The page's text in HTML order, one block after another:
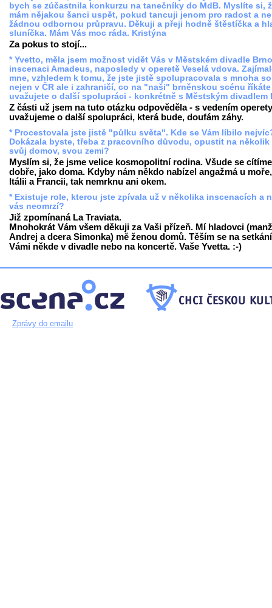
bych se zúčastnila konkurzu na tanečníky do MdB. Myslíte si,
mám nějakou šanci uspět, pokud tancuji jenom pro radost a
žádnou odbornou průpravu. Děkuji a přeji hodně štěstíčka a
sluníčka. Mám Vás moc ráda. Kristýna
Za pokus to stojí...
* Yvetto, měla jsem možnost vidět Vás v Městském divadle
inscenaci Amadeus, naposledy v operetě Veselá vdova.
mne, vzhledem k tomu, že jste jistě spolupracovala s mnoha
nejen v ČR ale i zahraničí, co na "naši" brněnskou scénu říkáte
uvažujete o další spolupráci - konkrétně s Městským divadlem
Z části už jsem na tuto otázku odpověděla - s vedením operety
uvažujeme o další spolupráci, která bude, doufám záhy.
* Procestovala jste jistě "půlku světa". Kde se Vám líbilo
Dokázala byste, třeba z pracovního důvodu, opustit na několik
svůj domov, svou zemi?
Myslím si, že jsme velice kosmopolitní rodina. Všude se cítíme
dobře, jako doma. Kdyby nám někdo nabízel angažmá u
Itálii a Francii, tak nemrknu ani okem.
* Existuje role, kterou jste zpívala už v několika inscenacích a
vás neomrzí?
Již zpomínaná La Traviata.
Mnohokrát Vám všem děkuji za Vaši přízeň. Mí hladovci
Andrej a dcera Simonka) mě ženou domů. Těším se na
Vámi někde v divadle nebo na koncertě. Vaše Yvetta. :-)
Zprávy do emailu